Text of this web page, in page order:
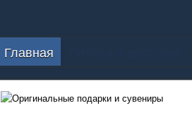
Главная